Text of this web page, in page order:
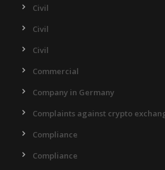
Civil
Civil
Civil
Commercial
Company in Germany
Complaints against crypto
Compliance
Compliance